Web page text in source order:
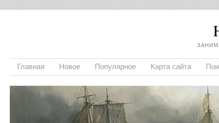
Главная Новое Популярное Карта сайта